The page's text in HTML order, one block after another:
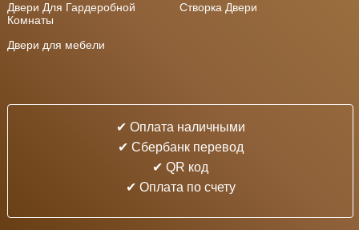
Двери Для Гардеробной
Комнаты
Створка Двери
Двери для мебели
✔ Оплата наличными
✔ Cбербанк перевод
✔ QR код
✔ Оплата по счету